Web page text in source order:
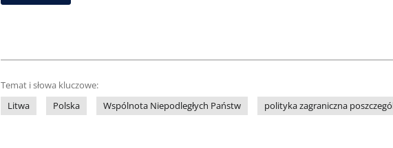
Temat i słowa kluczowe:
Litwa
Polska Wspólnota Niepodległych Państw polityka zagraniczna